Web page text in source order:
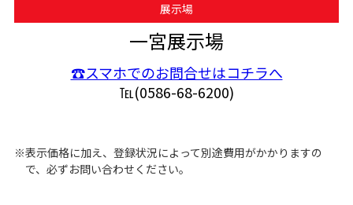
展示場
一宮展示場
☎スマホでのお問合せはコチラへ
℡(0586-68-6200)
※表示価格に加え、登録状況によって別途費用がかかりますの
で、必ずお問い合わせください。